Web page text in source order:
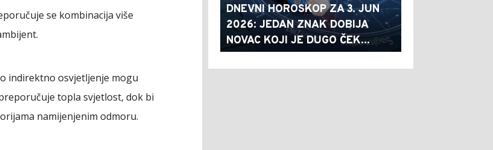
se kombinacija više
indirektno osvjetljenje mogu
topla svjetlost, dok bi
namijenjenim odmoru.
DNEVNI HOROSKOP ZA 3. JUN
2026: JEDAN ZNAK DOBIJA
NOVAC KOJI JE DUGO ČEK...